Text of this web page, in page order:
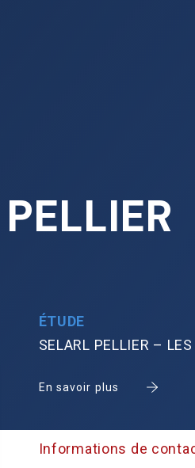
ÉTUDE
SELARL PELLIER –
En savoir plus
Informations de